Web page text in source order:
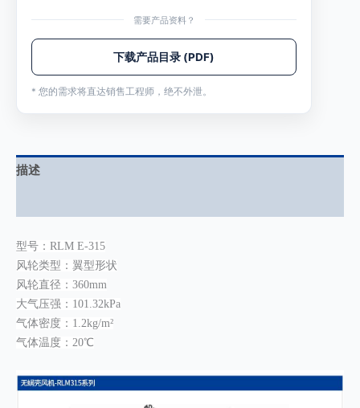
需要产品资料？
下载产品目录 (PDF)
* 您的需求将直达销售工程师，绝不外泄。
描述
型号：RLM E-315
风轮类型：翼型形状
风轮直径：360mm
大气压强：101.32kPa
气体密度：1.2kg/m²
气体温度：20℃